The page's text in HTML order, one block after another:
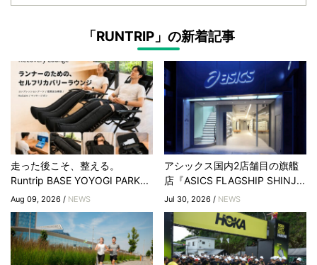
「RUNTRIP」の新着記事
走った後こそ、整える。
Runtrip BASE YOYOGI PARK...
Aug 09, 2026 / NEWS
アシックス国内2店舗目の旗艦
店『ASICS FLAGSHIP SHINJ...
Jul 30, 2026 / NEWS